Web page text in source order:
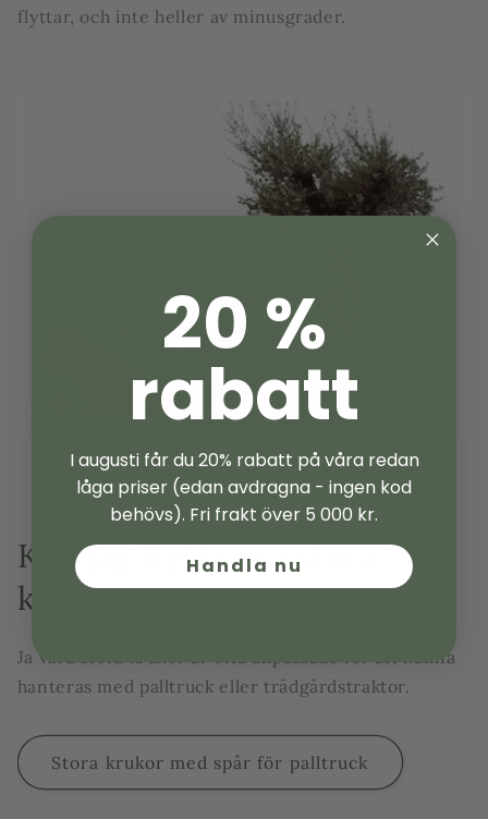
flyttar, och inte heller av minusgrader.
Kan jag flytta era stora
krukor med palltruck?
Ja våra stora krukor är ofta anpassade för att kunna
hanteras med palltruck eller trädgårdstraktor.
Stora krukor med spår för palltruck
20 %
rabatt
I augusti får du 20% rabatt på våra redan
låga priser (edan avdragna - ingen kod
behövs). Fri frakt över 5 000 kr.
Handla nu